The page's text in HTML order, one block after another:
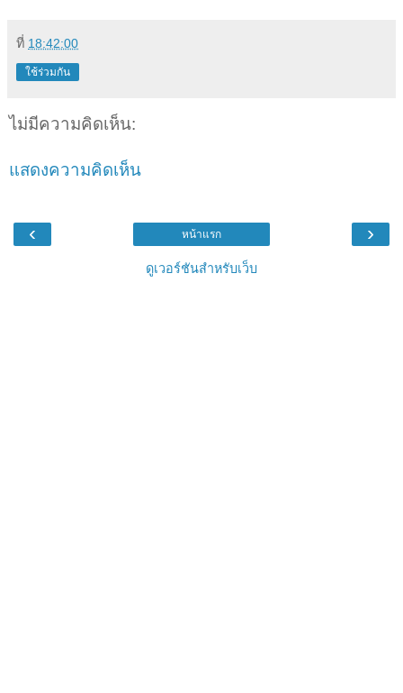
ที่ 18:42:00
ใช้ร่วมกัน
ไม่มีความคิดเห็น:
แสดงความคิดเห็น
‹ ›
หน้าแรก
ดูเวอร์ชันสำหรับเว็บ